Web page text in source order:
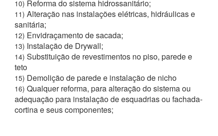
10) Reforma do sistema hidrossanitário;
11) Alteração nas instalações elétricas, hidráulicas e
sanitária;
12) Envidraçamento de sacada;
13) Instalação de Drywall;
14) Substituição de revestimentos no piso, parede e
teto
15) Demolição de parede e instalação de nicho
16) Qualquer reforma, para alteração do sistema ou
adequação para instalação de esquadrias ou fachada-
cortina e seus componentes;